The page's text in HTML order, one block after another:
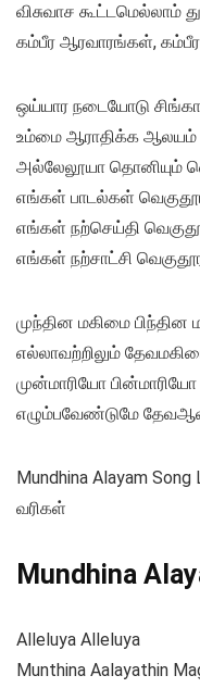
விசுவாச கூட்டமெல்லாம்
கம்பீர ஆரவாரங்கள்,
ஒய்யார நடையோடு
உம்மை ஆராதிக்க ஆலயம்
அல்லேலூயா தொனியும்
எங்கள் பாடல்கள்
எங்கள் நற்செய்தி
எங்கள் நற்சாட்சி
முந்தின மகிமை பிந்தின
எல்லாவற்றிலும்
முன்மாரியோ பின்மாரியோ
எழும்பவேண்டுமே
Mundhina Alayam
வரிகள்
Mundhina
Alleluya Alleluya
Munthina Aalayathin